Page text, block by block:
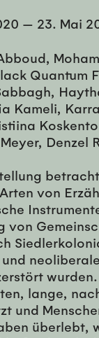
— 23. Mai
Quantum
Kameli,
Denzel
von
von
neoliberale
lange,
und
überlebt,